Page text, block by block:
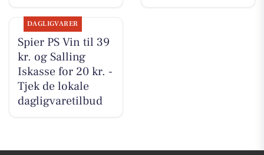
DAGLIGVARER
Spier PS Vin til 39
kr. og Salling
Iskasse for 20 kr. -
Tjek de lokale
dagligvaretilbud